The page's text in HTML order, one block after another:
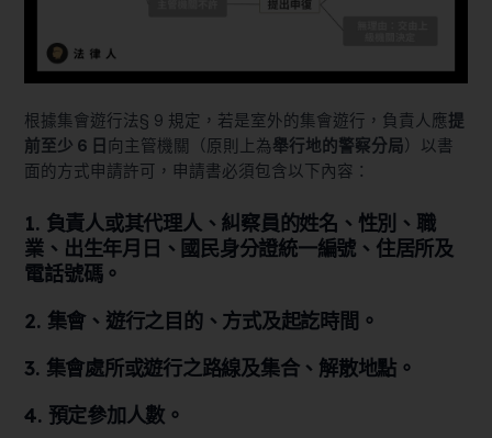
根據集會遊行法§ 9 規定，若是室外的集會遊行，負責人應提
前至少 6 日 向主管機關（原則上為舉行地的警察分局）以書
面的方式申請許可，申請書必須包含以下內容：
1. 負責人或其代理人、糾察員的姓名、性別、職
業、出生年月日、國民身分證統一編號、住居所及
電話號碼。
2. 集會、遊行之目的、方式及起訖時間。
3. 集會處所或遊行之路線及集合、解散地點。
4. 預定參加人數。